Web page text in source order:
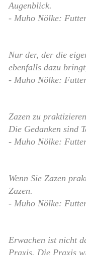
Augenblick.
- Muho Nölke:
Nur der, der die
ebenfalls dazu
- Muho Nölke:
Zazen zu
Die Gedanken sind
- Muho Nölke:
Wenn Sie Zazen
Zazen.
- Muho Nölke:
Erwachen ist nicht
Praxis. Die Praxis